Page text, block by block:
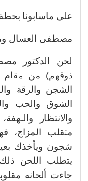
على ماسابونا بحطة
مصطفى العسال
لحن الدكتور
ذوقهم) من مقام
الشجن والرقة
الشوق والحب
والانتظار
متقلب المزاج،
شجون ويأخذك
يتطلب اللحن
جاءت ألحانه